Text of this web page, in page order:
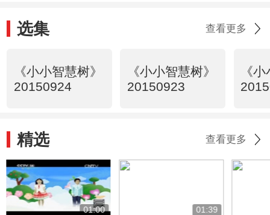
选集 查看更多
《小小智慧树》
20150924
《小小智慧树》
20150923
《
精选 查看更多
01:00 01:39